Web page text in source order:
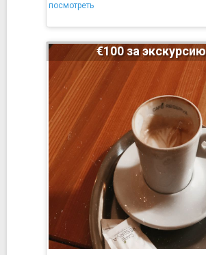
посмотреть
€100 за экскурсию